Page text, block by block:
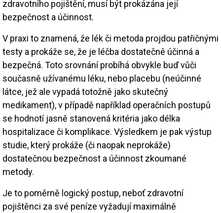
zdravotního pojištění, musí být prokázána její
bezpečnost a účinnost.
V praxi to znamená, že lék či metoda projdou patřičnými
testy a prokáže se, že je léčba dostatečně účinná a
bezpečná. Toto srovnání probíhá obvykle buď vůči
současně užívanému léku, nebo placebu (neúčinné
látce, jež ale vypadá totožně jako skutečný
medikament), v případě například operačních postupů
se hodnotí jasně stanovená kritéria jako délka
hospitalizace či komplikace. Výsledkem je pak výstup
studie, který prokáže (či naopak neprokáže)
dostatečnou bezpečnost a účinnost zkoumané
metody.
Je to poměrně logický postup, neboť zdravotní
pojištěnci za své peníze vyžadují maximálně